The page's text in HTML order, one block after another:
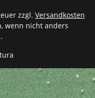
zzgl. Versandkosten
wenn nicht anders